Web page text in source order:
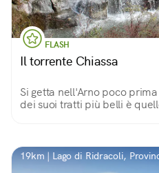
FLASH
Il torrente Chiassa
Si getta nell'Arno poco
dei suoi tratti più belli è
19km | Lago di Ridracoli,